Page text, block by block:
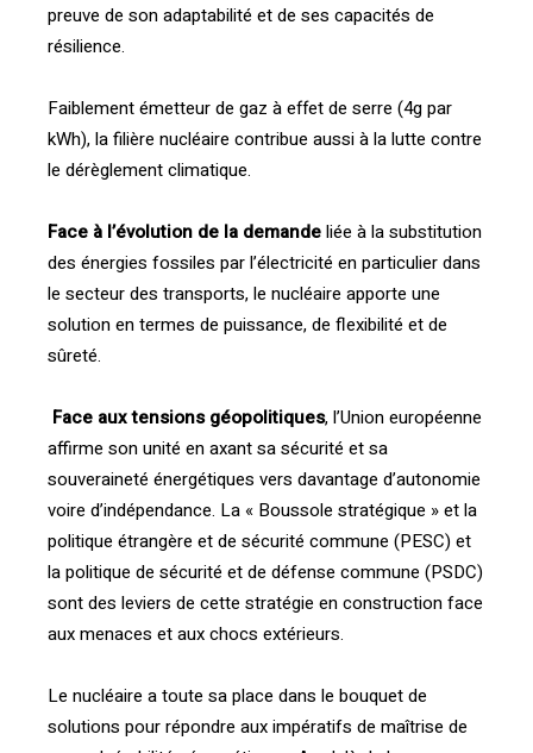
preuve de son adaptabilité et de ses capacités de
résilience.
Faiblement émetteur de gaz à effet de serre (4g par
kWh), la filière nucléaire contribue aussi à la lutte contre
le dérèglement climatique.
Face à l’évolution de la demandeliée à la substitution
des énergies fossiles par l’électricité en particulier dans
le secteur des transports, le nucléaire apporte une
solution en termes de puissance, de flexibilité et de
sûreté.
Face aux tensions géopolitiques, l’Union européenne
affirme son unité en axant sa sécurité et sa
souveraineté énergétiques vers davantage d’autonomie
voire d’indépendance. La « Boussole stratégique » et la
politique étrangère et de sécurité commune (PESC) et
la politique de sécurité et de défense commune (PSDC)
sont des leviers de cette stratégie en construction face
aux menaces et aux chocs extérieurs.
Le nucléaire a toute sa place dans le bouquet de
solutions pour répondre aux impératifs de maîtrise de